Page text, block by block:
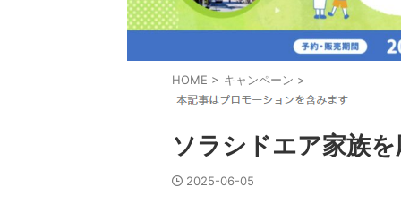
HOME > キャンペーン >
ソラシドエア家族
2025-06-05